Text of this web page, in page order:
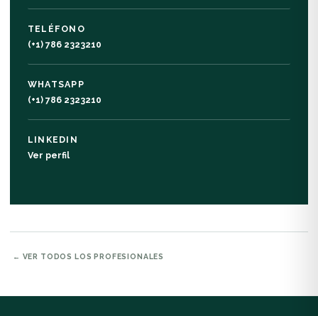
TELÉFONO
(+1) 786 2323210
WHATSAPP
(+1) 786 2323210
LINKEDIN
Ver perfil
← VER TODOS LOS PROFESIONALES